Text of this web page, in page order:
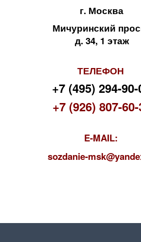
г. Москва
Мичуринский
д. 34, 1 этаж
ТЕЛЕФОН
+7 (495) 294-
+7 (926) 807-
E-MAIL:
sozdanie-